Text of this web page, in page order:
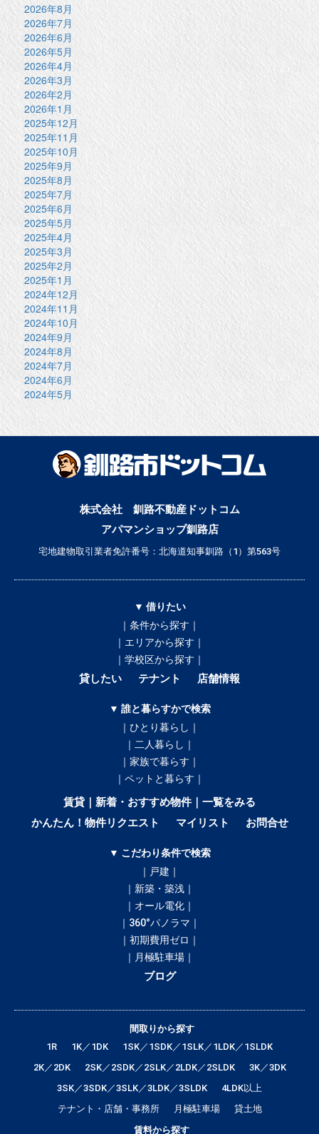
2026年8月
2026年7月
2026年6月
2026年5月
2026年4月
2026年3月
2026年2月
2026年1月
2025年12月
2025年11月
2025年10月
2025年9月
2025年8月
2025年7月
2025年6月
2025年5月
2025年4月
2025年3月
2025年2月
2025年1月
2024年12月
2024年11月
2024年10月
2024年9月
2024年8月
2024年7月
2024年6月
2024年5月
株式会社 釧路不動産ドットコム
アパマンショップ釧路店
宅地建物取引業者免許番号：北海道知事釧路（1）第563号
▼ 借りたい
｜条件から探す｜
｜エリアから探す｜
｜学校区から探す｜
貸したい テナント 店舗情報
▼ 誰と暮らすかで検索
｜ひとり暮らし｜
｜二人暮らし｜
｜家族で暮らす｜
｜ペットと暮らす｜
賃貸｜新着・おすすめ物件｜一覧をみる
かんたん！物件リクエスト
マイリスト お問合せ
▼ こだわり条件で検索
｜戸建｜
｜新築・築浅｜
｜オール電化｜
｜360°パノラマ｜
｜初期費用ゼロ｜
｜月極駐車場｜
ブログ
間取りから探す
1R
1K／1DK
1SK／1SDK／1SLK／1LDK／1SLDK
2K／2DK
2SK／2SDK／2SLK／2LDK／2SLDK
3K／3DK
3SK／3SDK／3SLK／3LDK／3SLDK
4LDK以上
テナント・店舗・事務所
月極駐車場
貸土地
賃料から探す